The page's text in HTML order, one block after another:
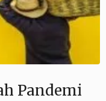
Pandemi